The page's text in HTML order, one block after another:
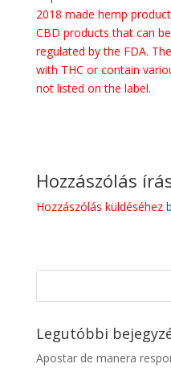
2018 made hemp
CBD products that can
regulated by the FDA.
with THC or contain
not listed on the label.
Hozzászólás
Hozzászólás küldéséhez
Legutóbbi
Apostar de manera